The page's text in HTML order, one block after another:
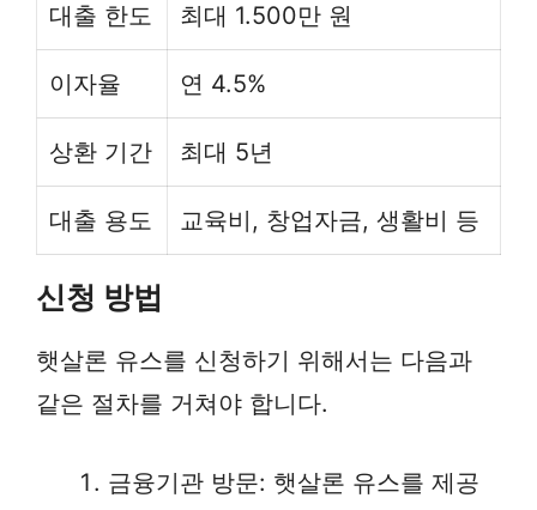
대출 한도 최대 1.500만 원
이자율 연 4.5%
상환 기간 최대 5년
대출 용도 교육비, 창업자금, 생활비 등
신청 방법
햇살론 유스를 신청하기 위해서는 다음과
같은 절차를 거쳐야 합니다.
금융기관 방문: 햇살론 유스를 제공